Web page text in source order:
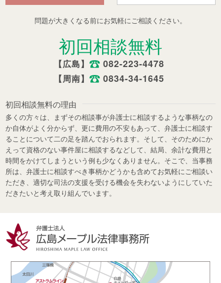
問題が大きくなる前にお気軽にご相談ください。
初回相談無料
【広島】 082-223-4478
【周南】 0834-34-1645
初回相談無料の理由
多くの方々は、まずその相談事が弁護士に相談するような事柄なの
か自体がよく分からず、更に費用の不安もあって、弁護士に相談す
ることについて二の足を踏んでおられます。そして、そのためにか
えって資格のない事件屋に相談するなどして、結局、余計な費用と
時間をかけてしまうという例も少なくありません。そこで、当事務
所は、弁護士に相談すべき事柄かどうかも含めてお気軽にご相談い
ただき、適切な司法の支援を受ける機会を失わないようにしていた
だきたいと考え取り組んでいます。